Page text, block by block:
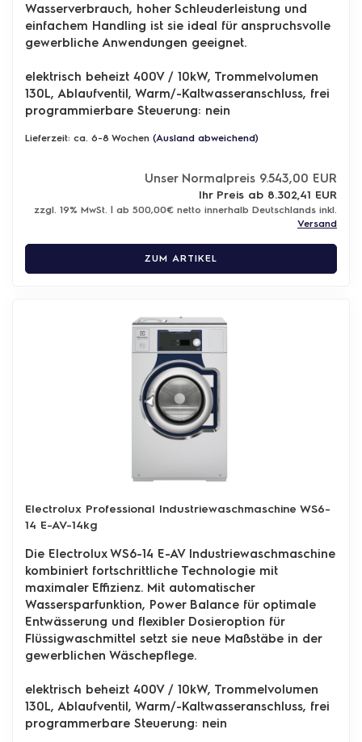
Wasserverbrauch, hoher Schleuderleistung und
einfachem Handling ist sie ideal für anspruchsvolle
gewerbliche Anwendungen geeignet.
elektrisch beheizt 400V / 10kW, Trommelvolumen
130L, Ablaufventil, Warm/-Kaltwasseranschluss, frei
programmierbare Steuerung: nein
Lieferzeit: ca. 6-8 Wochen (Ausland abweichend)
Unser Normalpreis 9.543,00 EUR
Ihr Preis ab 8.302,41 EUR
zzgl. 19% MwSt. | ab 500,00€ netto innerhalb Deutschlands inkl.
Versand
ZUM ARTIKEL
Electrolux Professional Industriewaschmaschine WS6-
14 E-AV-14kg
Die Electrolux WS6-14 E-AV Industriewaschmaschine
kombiniert fortschrittliche Technologie mit
maximaler Effizienz. Mit automatischer
Wassersparfunktion, Power Balance für optimale
Entwässerung und flexibler Dosieroption für
Flüssigwaschmittel setzt sie neue Maßstäbe in der
gewerblichen Wäschepflege.
elektrisch beheizt 400V / 10kW, Trommelvolumen
130L, Ablaufventil, Warm/-Kaltwasseranschluss, frei
programmerbare Steuerung: nein